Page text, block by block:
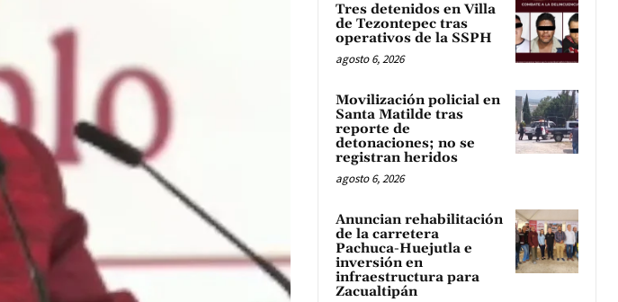
Tres detenidos en Villa
de Tezontepec tras
operativos de la SSPH
agosto 6, 2026
Movilización policial en
Santa Matilde tras
reporte de
detonaciones; no se
registran heridos
agosto 6, 2026
Anuncian rehabilitación
de la carretera
Pachuca-Huejutla e
inversión en
infraestructura para
Zacualtipán